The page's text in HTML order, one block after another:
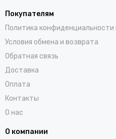
Покупателям
Политика
Условия обмена и возврата
Обратная связь
Доставка
Оплата
Контакты
О нас
О компании